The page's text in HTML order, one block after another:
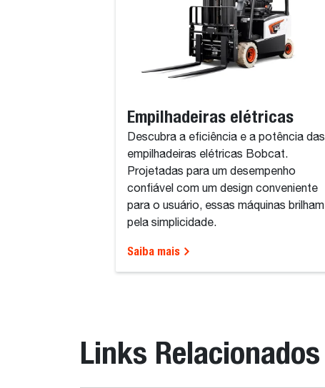
Empilhadeiras elétricas
Descubra a eficiência e a potência das
empilhadeiras elétricas Bobcat.
Projetadas para um desempenho
confiável com um design conveniente
para o usuário, essas máquinas brilham
pela simplicidade.
Saiba mais
Links Relacionados